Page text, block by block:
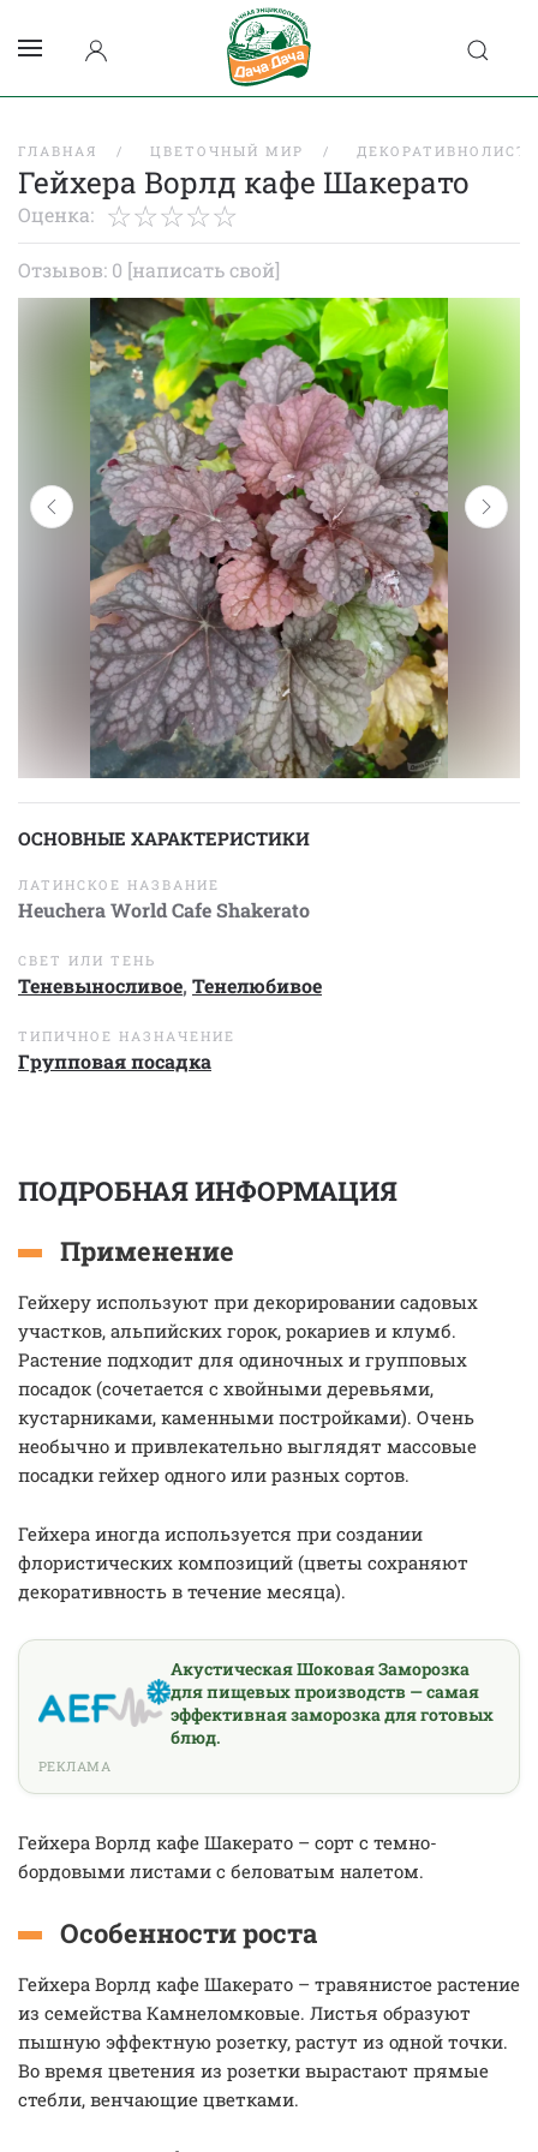
ГЛАВНАЯ ЦВЕТОЧНЫЙ МИР
Гейхера Ворлд кафе Шакерато
Оценка:
Отзывов: 0 [написать свой]
ОСНОВНЫЕ ХАРАКТЕРИСТИКИ
ЛАТИНСКОЕ НАЗВАНИЕ
Heuchera World Cafe Shakerato
СВЕТ ИЛИ ТЕНЬ
Теневыносливое, Тенелюбивое
ТИПИЧНОЕ НАЗНАЧЕНИЕ
Групповая посадка
ПОДРОБНАЯ ИНФОРМАЦИЯ
Применение
Гейхеру используют при декорировании садовых
участков, альпийских горок, рокариев и клумб.
Растение подходит для одиночных и групповых
посадок (сочетается с хвойными деревьями,
кустарниками, каменными постройками). Очень
необычно и привлекательно выглядят массовые
посадки гейхер одного или разных сортов.
Гейхера иногда используется при создании
флористических композиций (цветы сохраняют
декоративность в течение месяца).
Акустическая Шоковая Заморозка
для пищевых производств — самая
эффективная заморозка для готовых
блюд.
РЕКЛАМА
Гейхера Ворлд кафе Шакерато – сорт с темно-
бордовыми листами с беловатым налетом.
Особенности роста
Гейхера Ворлд кафе Шакерато – травянистое растение
из семейства Камнеломковые. Листья образуют
пышную эффектную розетку, растут из одной точки.
Во время цветения из розетки вырастают прямые
стебли, венчающие цветками.